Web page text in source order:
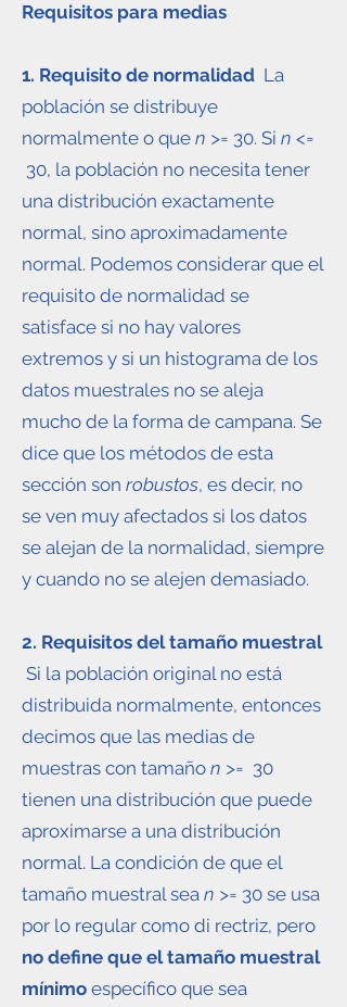
Requisitos para medias
1. Requisito de normalidad La
población se distribuye
normalmente o que n >= 30. Si n <=
30, la población no necesita tener
una distribución exactamente
normal, sino aproximadamente
normal. Podemos considerar que el
requisito de normalidad se
satisface si no hay valores
extremos y si un histograma de los
datos muestrales no se aleja
mucho de la forma de campana. Se
dice que los métodos de esta
sección son robustos, es decir, no
se ven muy afectados si los datos
se alejan de la normalidad, siempre
y cuando no se alejen demasiado.
2. Requisitos del tamaño muestral
Si la población original no está
distribuida normalmente, entonces
decimos que las medias de
muestras con tamaño n >= 30
tienen una distribución que puede
aproximarse a una distribución
normal. La condición de que el
tamaño muestral sea n >= 30 se usa
por lo regular como di rectriz, pero
no define que el tamaño muestral
mínimo específico que sea